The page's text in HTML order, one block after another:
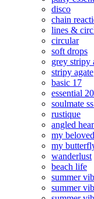
disco
chain
lines &
circular
soft drops
grey stripy
stripy agate
basic 17
essential
soulmate
rustique
angled
my beloved
my
wanderlust
beach life
summer
summer